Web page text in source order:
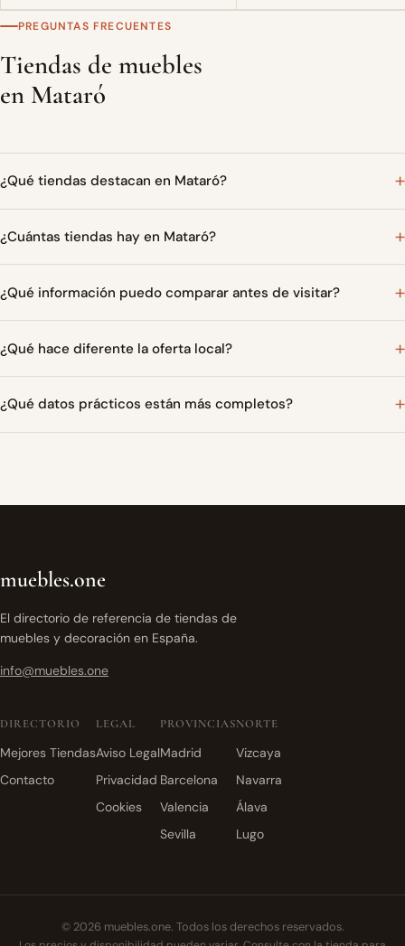
PREGUNTAS FRECUENTES
Tiendas de muebles
en Mataró
¿Qué tiendas destacan en Mataró?
¿Cuántas tiendas hay en Mataró?
¿Qué información puedo comparar antes de visitar?
¿Qué hace diferente la oferta local?
¿Qué datos prácticos están más completos?
muebles.one
El directorio de referencia de tiendas de
muebles y decoración en España.
info@muebles.one
DIRECTORIO
Mejores Tiendas
Contacto
LEGAL
Aviso Legal
Privacidad
Cookies
PROVINCIAS
Madrid
Barcelona
Valencia
Sevilla
NORTE
Vizcaya
Navarra
Álava
Lugo
© 2026 muebles.one. Todos los derechos reservados.